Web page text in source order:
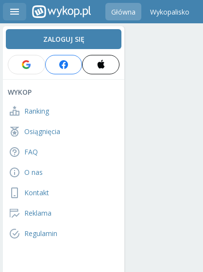
Główna Wykopalisko
ZALOGUJ SIĘ
WYKOP
Ranking
Osiągnięcia
FAQ
O nas
Kontakt
Reklama
Regulamin